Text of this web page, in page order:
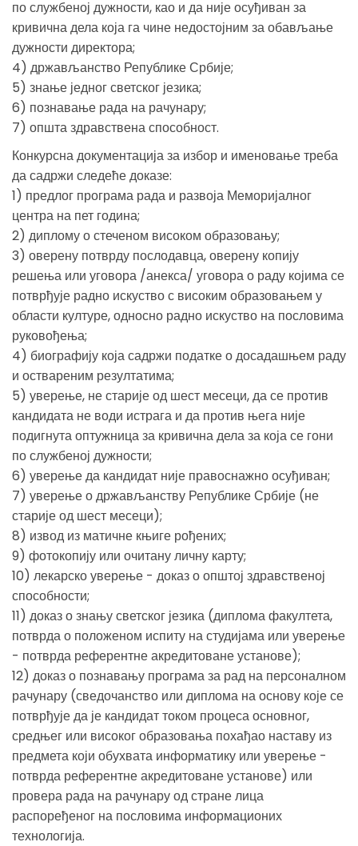
по службеној дужности, као и да није осуђиван за
кривична дела која га чине недостојним за обављање
дужности директора;
4) држављанство Републике Србије;
5) знање једног светског језика;
6) познавање рада на рачунару;
7) општа здравствена способност.
Конкурсна документација за избор и именовање треба
да садржи следеће доказе:
1) предлог програма рада и развоја Меморијалног
центра на пет година;
2) диплому о стеченом високом образовању;
3) оверену потврду послодавца, оверену копију
решења или уговора /анекса/ уговора о раду којима се
потврђује радно искуство с високим образовањем у
области културе, односно радно искуство на пословима
руковођења;
4) биографију која садржи податке о досадашњем раду
и оствареним резултатима;
5) уверење, не старије од шест месеци, да се против
кандидата не води истрага и да против њега није
подигнута оптужница за кривична дела за која се гони
по службеној дужности;
6) уверење да кандидат није правоснажно осуђиван;
7) уверење о држављанству Републике Србије (не
старије од шест месеци);
8) извод из матичне књиге рођених;
9) фотокопију или очитану личну карту;
10) лекарско уверење - доказ о општој здравственој
способности;
11) доказ о знању светског језика (диплома факултета,
потврда о положеном испиту на студијама или уверење
- потврда референтне акредитоване установе);
12) доказ о познавању програма за рад на персоналном
рачунару (сведочанство или диплома на основу које се
потврђује да је кандидат током процеса основног,
средњег или високог образовања похађао наставу из
предмета који обухвата информатику или уверење -
потврда референтне акредитоване установе) или
провера рада на рачунару од стране лица
распоређеног на пословима информационих
технологија.